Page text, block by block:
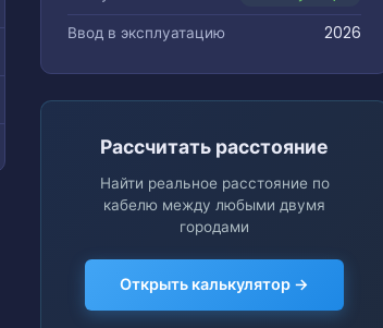
Ввод в эксплуатацию 2026
Рассчитать расстояние
Найти реальное расстояние по
кабелю между любыми двумя
городами
Открыть калькулятор →